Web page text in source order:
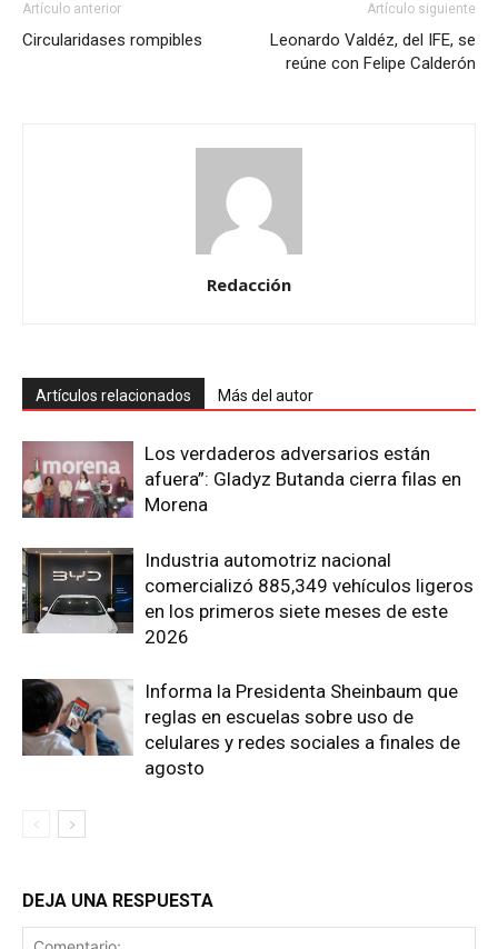
Artículo anterior
Circularidases rompibles
Artículo siguiente
Leonardo Valdéz, del IFE, se
reúne con Felipe Calderón
Redacción
Artículos relacionados Más del autor
Los verdaderos adversarios están
afuera”: Gladyz Butanda cierra filas en
Morena
Industria automotriz nacional
comercializó 885,349 vehículos ligeros
en los primeros siete meses de este
2026
Informa la Presidenta Sheinbaum que
reglas en escuelas sobre uso de
celulares y redes sociales a finales de
agosto
DEJA UNA RESPUESTA